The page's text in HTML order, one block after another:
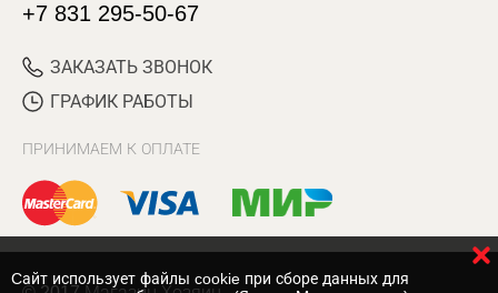
+7 831 295-50-67
ЗАКАЗАТЬ ЗВОНОК
ГРАФИК РАБОТЫ
ПРИНИМАЕМ К ОПЛАТЕ
Cайт использует файлы cookie при сборе данных для